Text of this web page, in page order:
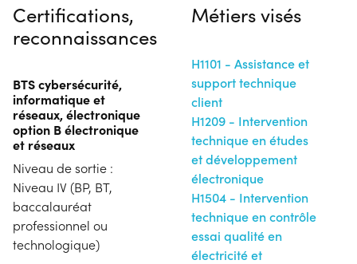
Certifications,
reconnaissances
BTS cybersécurité,
informatique et
réseaux, électronique
option B électronique
et réseaux
Niveau de sortie :
Niveau IV (BP, BT,
baccalauréat
professionnel ou
technologique)
Métiers visés
H1101 - Assistance et
support technique
client
H1209 - Intervention
technique en études
et développement
électronique
H1504 - Intervention
technique en contrôle
essai qualité en
électricité et